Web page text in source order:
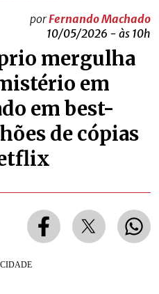
porFernando Machado
10/05/2026 - às 10h
mergulha
em
em best-
de cópias